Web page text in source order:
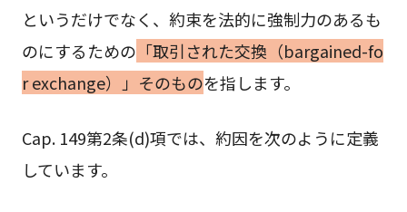
というだけでなく、約束を法的に強制力のあるも
のにするための 「取引された交換（bargained-fo
r exchange）」そのものを指します。
Cap. 149第2条(d)項では、約因を次のように定義
しています。